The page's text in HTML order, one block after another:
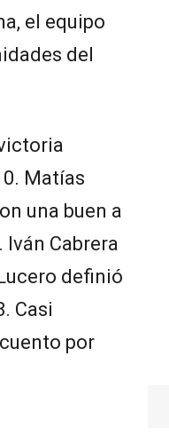
el equipo
del
Matías
una buen a
Cabrera
definió
Casi
por